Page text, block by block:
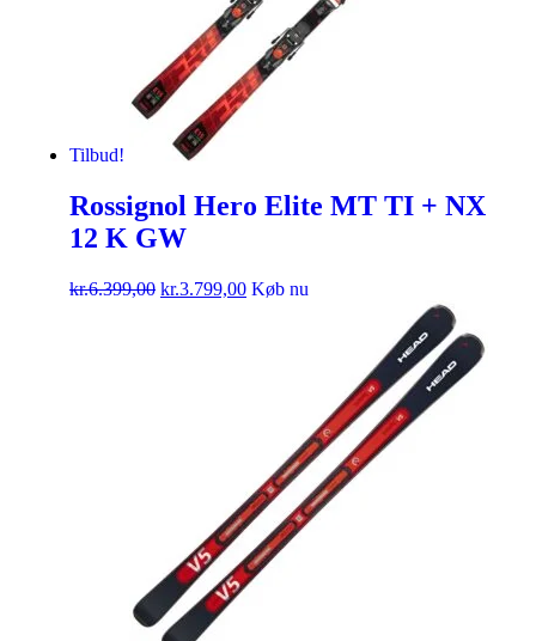
Tilbud!
Rossignol Hero Elite MT TI + NX
12 K GW
kr.6.399,00 kr.3.799,00 Køb nu